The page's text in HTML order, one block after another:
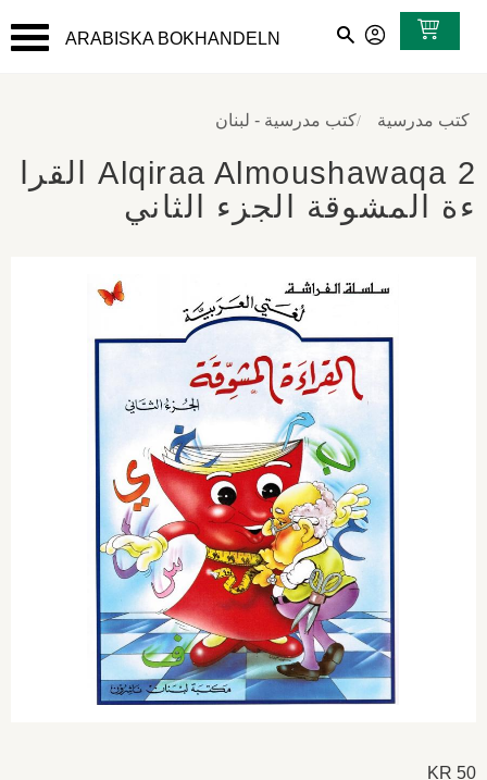
القائمة
ARABISKA BOKHANDELN
كتب مدرسية كتب مدرسية - لبنان
Alqiraa Almoushawaqa 2 القرا
ءة المشوقة الجزء الثاني
50